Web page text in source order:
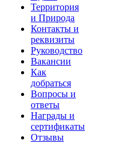
Территория
и Природа
Контакты и
реквизиты
Руководство
Вакансии
Как
добраться
Вопросы и
ответы
Награды и
сертификаты
Отзывы